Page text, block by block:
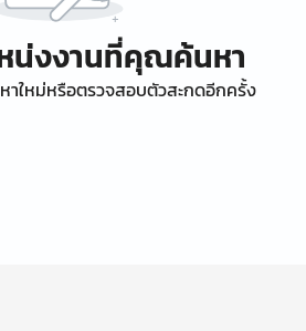
น่งงานที่คุณค้นหา
าใหม่หรือตรวจสอบตัวสะกดอีกครั้ง